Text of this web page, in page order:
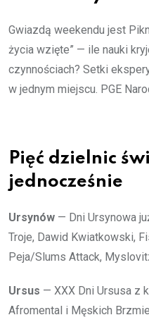
Gwiazdą weekendu jest
życia wzięte” — ile nauki
czynnościach? Setki
w jednym miejscu. PGE
Pięć dzielnic
jednocześnie
Ursynów — Dni Ursynowa
Troje, Dawid Kwiatkowski,
Peja/Slums Attack,
Ursus — XXX Dni Ursusa z
Afromental i Męskich